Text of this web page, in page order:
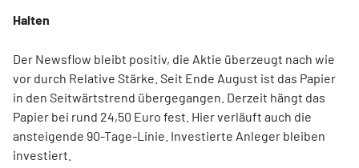
Halten
Der Newsflow bleibt positiv, die Aktie überzeugt nach wie
vor durch Relative Stärke. Seit Ende August ist das Papier
in den Seitwärtstrend übergegangen. Derzeit hängt das
Papier bei rund 24,50 Euro fest. Hier verläuft auch die
ansteigende 90-Tage-Linie. Investierte Anleger bleiben
investiert.